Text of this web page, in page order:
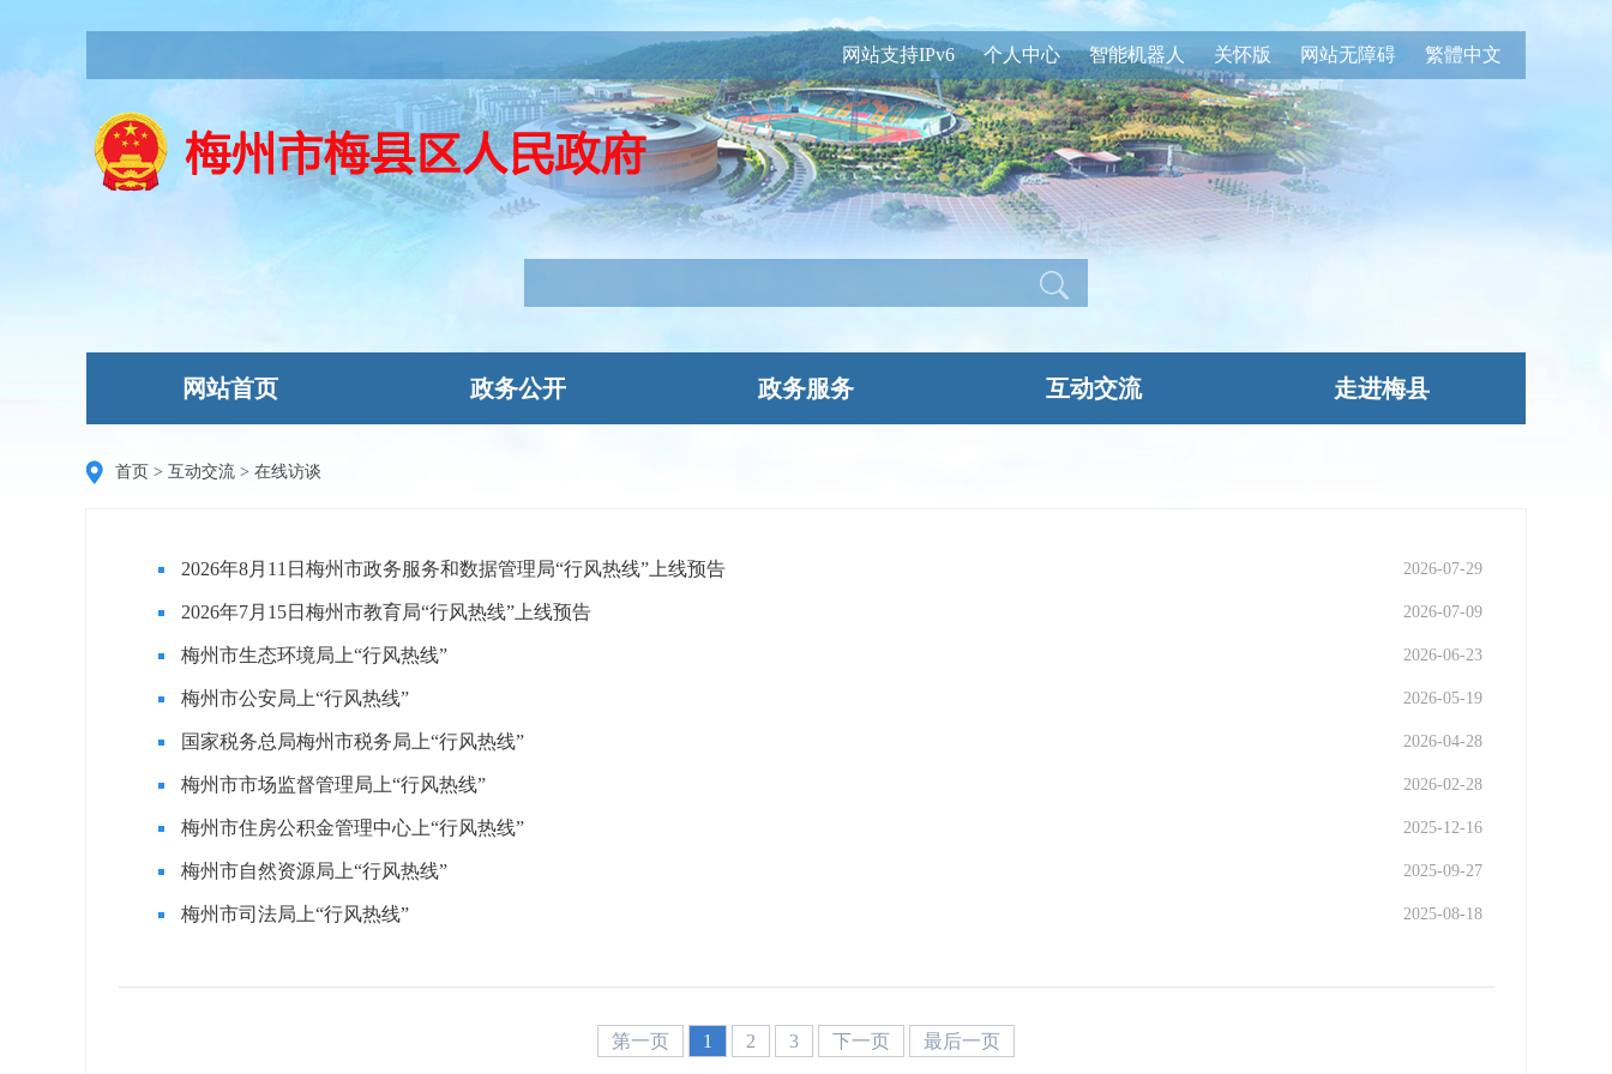
繁體中文
网站无障碍
关怀版
智能机器人
个人中心
网站支持IPv6
网站首页 政务公开 政务服务 互动交流 走进梅县
首页 > 互动交流 > 在线访谈
2026年8月11日梅州市政务服务和数据管理局“行风热线”上线预告 2026-07-29
2026年7月15日梅州市教育局“行风热线”上线预告 2026-07-09
梅州市生态环境局上“行风热线” 2026-06-23
梅州市公安局上“行风热线” 2026-05-19
国家税务总局梅州市税务局上“行风热线” 2026-04-28
梅州市市场监督管理局上“行风热线” 2026-02-28
梅州市住房公积金管理中心上“行风热线” 2025-12-16
梅州市自然资源局上“行风热线” 2025-09-27
梅州市司法局上“行风热线” 2025-08-18
第一页 1 2 3 下一页 最后一页